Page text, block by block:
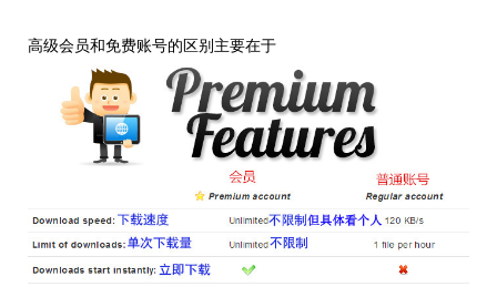
高级会员和免费账号的区别主要在于